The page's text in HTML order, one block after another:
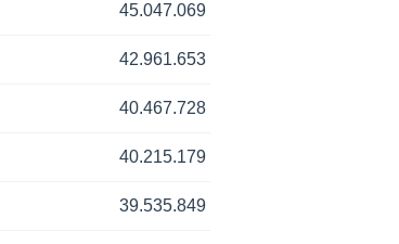
45.047.069
42.961.653
40.467.728
40.215.179
39.535.849